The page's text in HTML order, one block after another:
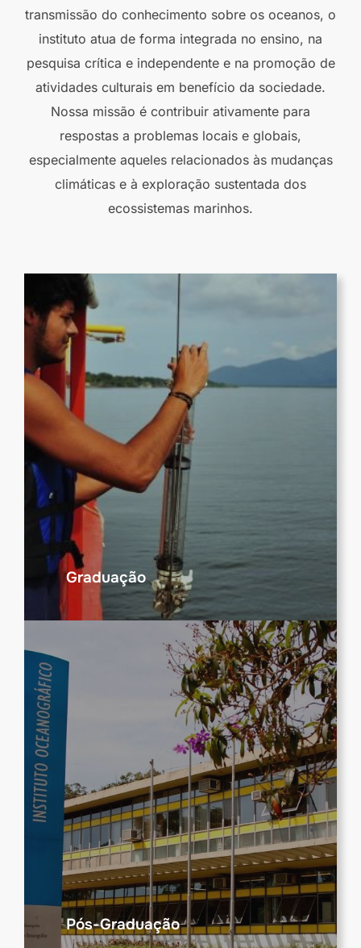
transmissão do conhecimento sobre os oceanos, o
instituto atua de forma integrada no ensino, na
pesquisa crítica e independente e na promoção de
atividades culturais em benefício da sociedade.
Nossa missão é contribuir ativamente para
respostas a problemas locais e globais,
especialmente aqueles relacionados às mudanças
climáticas e à exploração sustentada dos
ecossistemas marinhos.
Graduação
Pós-Graduação